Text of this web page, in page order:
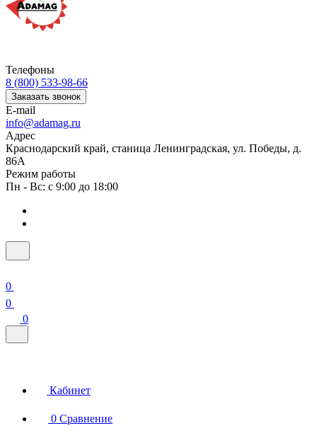
Телефоны
8 (800) 533-98-66
Заказать звонок
E-mail
info@adamag.ru
Адрес
Краснодарский край, станица Ленинградская, ул. Победы, д.
86А
Режим работы
Пн - Вс: с 9:00 до 18:00
0
0
0
Кабинет
0 Сравнение